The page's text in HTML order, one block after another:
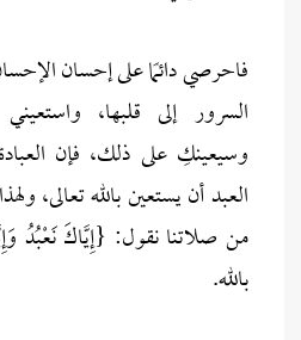
فاحرصي دائمًا على إحسان
السرور إلى قلبها،
وسيعينكِ على ذلك، فإن
العبد أن يستعين بالله تعالى،
من صلاتنا نقول: {إِيَّاكَ نَعْبُدُ
بالله.